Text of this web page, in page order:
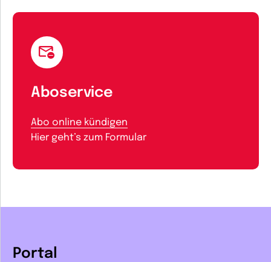
Aboservice
Abo online kündigen
Hier geht’s zum Formular
Portal